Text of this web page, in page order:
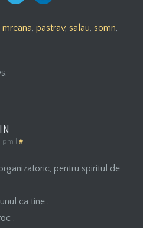
mreana, pastrav, salau, somn,
pm #
pentru spiritul de
ca tine .
.